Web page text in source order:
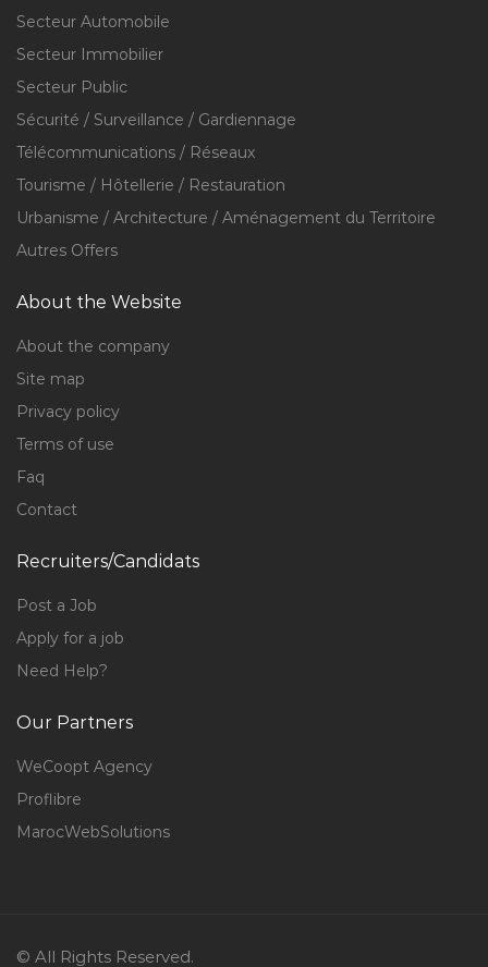
Secteur Automobile
Secteur Immobilier
Secteur Public
Sécurité / Surveillance / Gardiennage
Télécommunications / Réseaux
Tourisme / Hôtellerie / Restauration
Urbanisme / Architecture / Aménagement du Territoire
Autres Offers
About the Website
About the company
Site map
Privacy policy
Terms of use
Faq
Contact
Recruiters/Candidats
Post a Job
Apply for a job
Need Help?
Our Partners
WeCoopt Agency
Proflibre
MarocWebSolutions
© All Rights Reserved.